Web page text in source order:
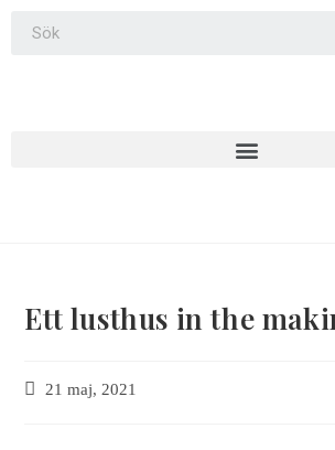
Ett lusthus in the
21 maj, 2021